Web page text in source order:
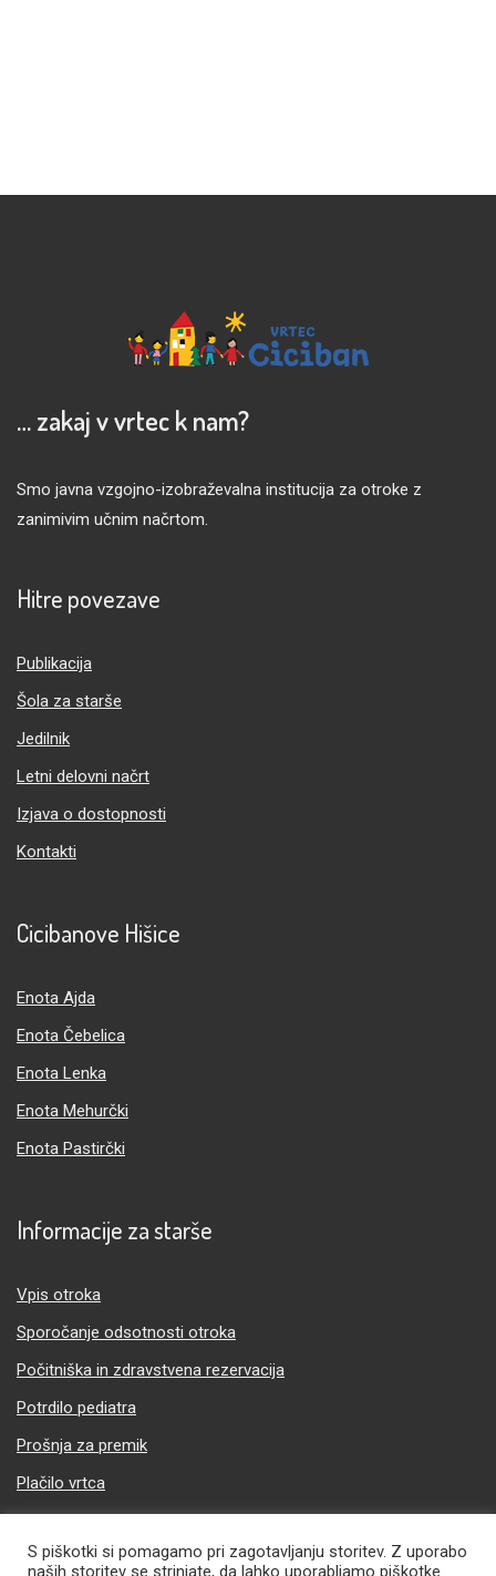
… zakaj v vrtec k nam?
Smo javna vzgojno-izobraževalna institucija za otroke z
zanimivim učnim načrtom.
Hitre povezave
Publikacija
Šola za starše
Jedilnik
Letni delovni načrt
Izjava o dostopnosti
Kontakti
Cicibanove Hišice
Enota Ajda
Enota Čebelica
Enota Lenka
Enota Mehurčki
Enota Pastirčki
Informacije za starše
Vpis otroka
Sporočanje odsotnosti otroka
Počitniška in zdravstvena rezervacija
Potrdilo pediatra
Prošnja za premik
Plačilo vrtca
S piškotki si pomagamo pri zagotavljanju storitev. Z uporabo
naših storitev se strinjate, da lahko uporabljamo piškotke.